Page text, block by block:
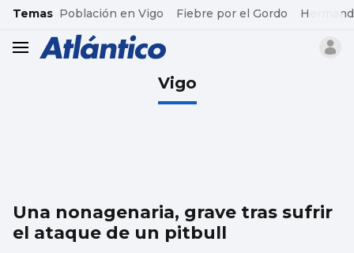
common.go-to-content
Temas Población en Vigo Fiebre por el Gordo
header.menu.open
Vigo
Una nonagenaria, grave tras sufrir
el ataque de un pitbull